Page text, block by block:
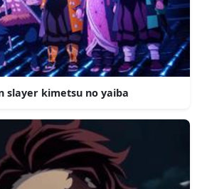
slayer kimetsu no yaiba